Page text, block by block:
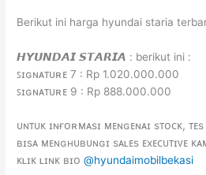
Berikut ini harga hyundai staria
𝙃𝙔𝙐𝙉𝘿𝘼𝙄 𝙎𝙏𝘼𝙍𝙄𝘼 : berikut ini :
ꜱɪɢɴᴀᴛᴜʀᴇ 7 : Rp 1.020.000.000
ꜱɪɢɴᴀᴛᴜʀᴇ 9 : Rp 888.000.000
ᴜɴᴛᴜᴋ ɪɴғᴏʀᴍᴀsɪ ᴍᴇɴɢᴇɴᴀɪ sᴛᴏᴄᴋ, ᴛᴇs
ʙɪsᴀ ᴍᴇɴɢʜᴜʙᴜɴɢɪ sᴀʟᴇs ᴇxᴇᴄᴜᴛɪᴠᴇ
ᴋʟɪᴋ ʟɪɴᴋ ʙɪᴏ@hyundaimobilbekasi